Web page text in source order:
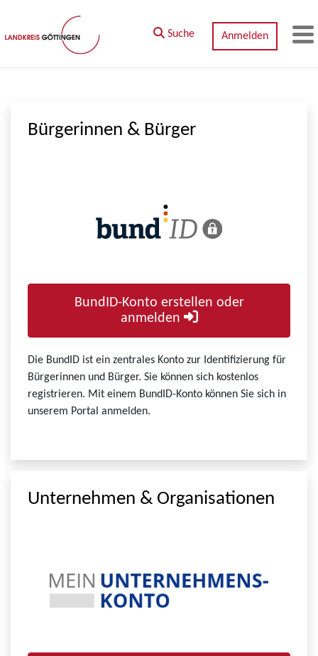
Zum Hauptinhalt springen
Suche Anmelden
Bürgerinnen & Bürger
BundID-Konto erstellen oder
anmelden
Die BundID ist ein zentrales Konto zur Identifizierung für
Bürgerinnen und Bürger. Sie können sich kostenlos
registrieren. Mit einem BundID-Konto können Sie sich in
unserem Portal anmelden.
Unternehmen & Organisationen